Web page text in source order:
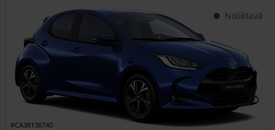
Noliktavā
#CA38138740